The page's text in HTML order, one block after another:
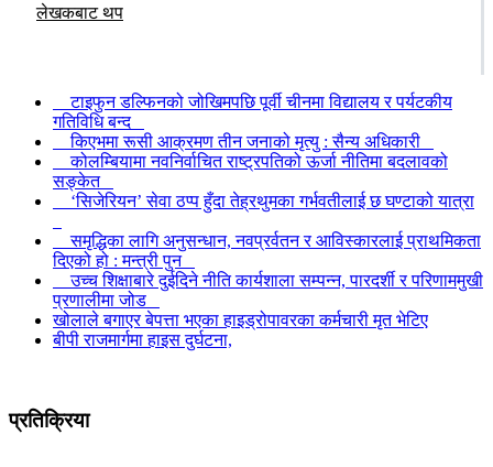
लेखकबाट थप
टाइफुन डल्फिनको जोखिमपछि पूर्वी चीनमा विद्यालय र पर्यटकीय
गतिविधि बन्द
किएभमा रूसी आक्रमण तीन जनाको मृत्यु : सैन्य अधिकारी
कोलम्बियामा नवनिर्वाचित राष्ट्रपतिको ऊर्जा नीतिमा बदलावको
सङ्केत
‘सिजेरियन’ सेवा ठप्प हुँदा तेह्रथुमका गर्भवतीलाई छ घण्टाको यात्रा
समृद्धिका लागि अनुसन्धान, नवप्रर्वतन र आविस्कारलाई प्राथमिकता
दिएको हो : मन्त्री पुन
उच्च शिक्षाबारे दुईदिने नीति कार्यशाला सम्पन्न, पारदर्शी र परिणाममुखी
प्रणालीमा जोड
खोलाले बगाएर बेपत्ता भएका हाइड्रोपावरका कर्मचारी मृत भेटिए
बीपी राजमार्गमा हाइस दुर्घटना,
प्रतिक्रिया